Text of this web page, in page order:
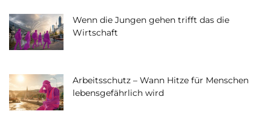
Wenn die Jungen gehen trifft das die
Wirtschaft
Arbeitsschutz – Wann Hitze für Menschen
lebensgefährlich wird